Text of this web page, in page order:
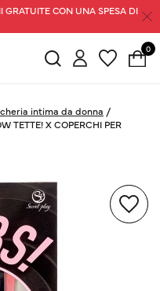
CON UNA SPESA DI
0
intima da donna /
TETTE! X COPERCHI PER